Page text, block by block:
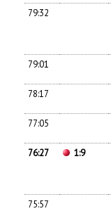
79:32
79:01
78:17
77:05
76:27 1:9
75:57